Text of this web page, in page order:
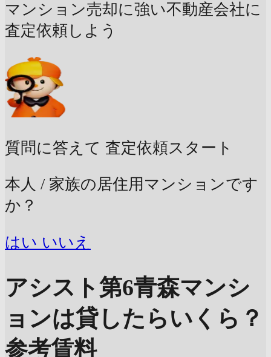
マンション売却に強い不動産会社に
査定依頼しよう
質問に答えて 査定依頼スタート
本人 / 家族の居住用マンションです
か？
はい いいえ
アシスト第6青森マンシ
ョンは貸したらいくら？
参考賃料